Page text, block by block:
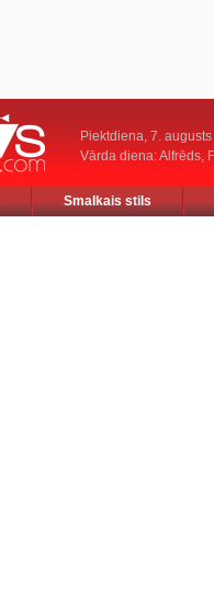
Piektdiena, 7. augusts
Vārda diena: Alfrēds,
Smalkais stils